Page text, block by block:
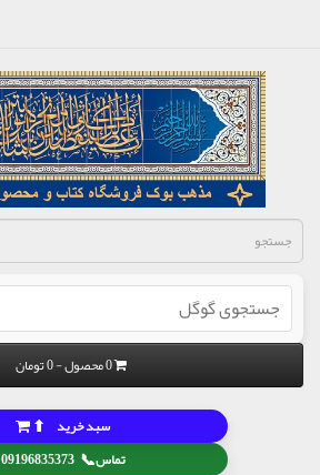
0 محصول - 0 تومان
تماس📞
09196835373
سبد خرید ⬆